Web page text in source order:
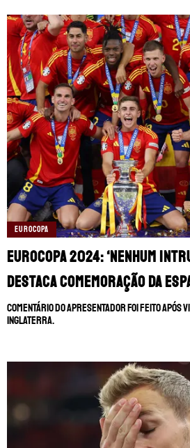
EUROCOPA
Eurocopa 2024: ‘Nenhum
destaca comemoração da
Comentário do apresentador foi feito após
Inglaterra.